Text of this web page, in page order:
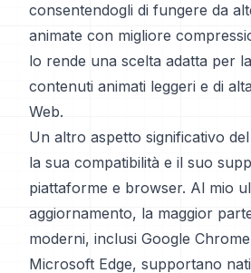
consentendogli di fungere da
animate con migliore
lo rende una scelta adatta per
contenuti animati leggeri e di
Web.
Un altro aspetto significativo
la sua compatibilità e il suo
piattaforme e browser. Al mio
aggiornamento, la maggior
moderni, inclusi Google
Microsoft Edge, supportano